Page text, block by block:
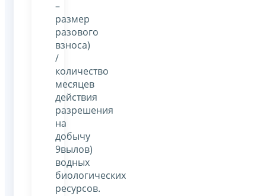
–
размер
разового
взноса)
/
количество
месяцев
действия
разрешения
на
добычу
9вылов)
водных
биологических
ресурсов.